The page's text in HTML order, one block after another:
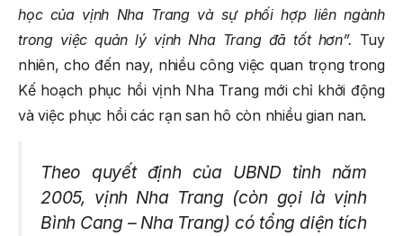
học của vịnh Nha Trang và sự phối hợp liên ngành
trong việc quản lý vịnh Nha Trang đã tốt hơn”. Tuy
nhiên, cho đến nay, nhiều công việc quan trọng trong
Kế hoạch phục hồi vịnh Nha Trang mới chỉ khởi động
và việc phục hồi các rạn san hô còn nhiều gian nan.
Theo quyết định của UBND tỉnh năm
2005, vịnh Nha Trang (còn gọi là vịnh
Bình Cang – Nha Trang) có tổng diện tích